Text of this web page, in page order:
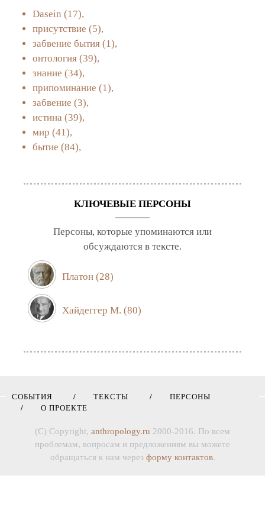
Dasein (17),
присутствие (5),
забвение бытия (1),
онтология (39),
знание (34),
припоминание (1),
забвение (3),
истина (39),
мир (41),
бытие (84),
КЛЮЧЕВЫЕ ПЕРСОНЫ
Персоны, которые упоминаются или
обсуждаются в тексте.
Платон (28)
Хайдеггер М. (80)
СОБЫТИЯ ТЕКСТЫ
ПЕРСОНЫ
О ПРОЕКТЕ
(C) Copyright, anthropology.ru 2000-2016. По всем
проблемам, вопросам и предложениям вы можете
обращаться к нам через форму контактов.